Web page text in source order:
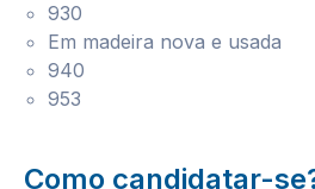
930
Em madeira nova e usada
940
953
Como candidatar-